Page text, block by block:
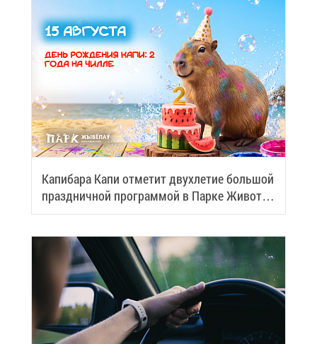
Ка­пи­ба­ра Ка­пи от­ме­тит двух­ле­тие боль­шой
празд­нич­ной про­грам­мой в Пар­ке Жи­вот­
ных